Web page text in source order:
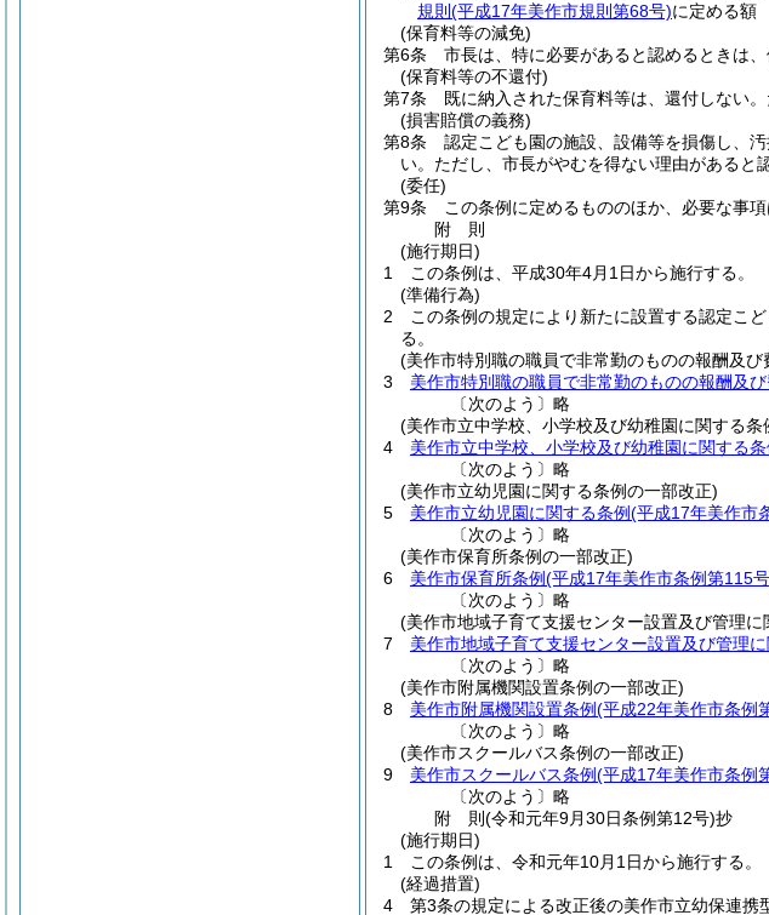
規則 (平成17年美作市規則第68号)に定める額
(保育料等の減免)
第6条
市長は、特に必要があると認めるときは
(保育料等の不還付)
第7条
既に納入された保育料等は、還付しない。
(損害賠償の義務)
第8条
認定こども園の施設、設備等を損傷し、
い。 ただし、市長がやむを得ない理由があると
(委任)
第9条
この条例に定めるもののほか、必要な事項
附 則
(施行期日)
1
この条例は、平成30年4月1日から施行する。
(準備行為)
2
この条例の規定により新たに設置する認定こ
る。
(美作市特別職の職員で非常勤のものの報酬及
3
美作市特別職の職員で非常勤のものの報酬及
〔次のよう〕略
(美作市立中学校、小学校及び幼稚園に関する条
4
美作市立中学校、小学校及び幼稚園に関する条
〔次のよう〕略
(美作市立幼児園に関する条例の一部改正)
5
美作市立幼児園に関する条例(平成17年美作市
〔次のよう〕略
(美作市保育所条例の一部改正)
6
美作市保育所条例(平成17年美作市条例第115
〔次のよう〕略
(美作市地域子育て支援センター設置及び管理
7
美作市地域子育て支援センター設置及び管理に
〔次のよう〕略
(美作市附属機関設置条例の一部改正)
8
美作市附属機関設置条例(平成22年美作市条例
〔次のよう〕略
(美作市スクールバス条例の一部改正)
9
美作市スクールバス条例(平成17年美作市条例
〔次のよう〕略
附 則(令和元年9月30日条例第12号)抄
(施行期日)
1
この条例は、令和元年10月1日から施行する。
(経過措置)
4
第3条の規定による改正後の美作市立幼保連